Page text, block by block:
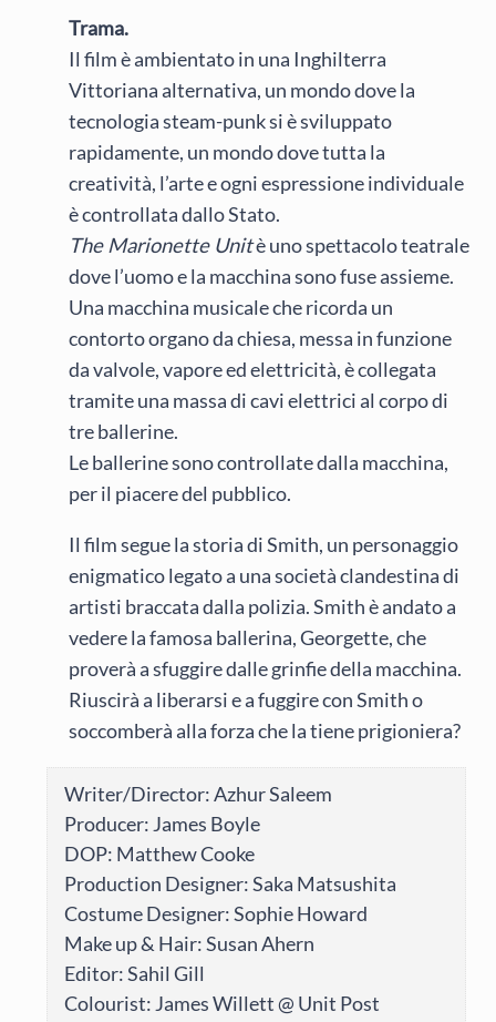
Trama.
Il film è ambientato in una Inghilterra
Vittoriana alternativa, un mondo dove la
tecnologia steam-punk si è sviluppato
rapidamente, un mondo dove tutta la
creatività, l’arte e ogni espressione individuale
è controllata dallo Stato.
The Marionette Unitè uno spettacolo teatrale
dove l’uomo e la macchina sono fuse assieme.
Una macchina musicale che ricorda un
contorto organo da chiesa, messa in funzione
da valvole, vapore ed elettricità, è collegata
tramite una massa di cavi elettrici al corpo di
tre ballerine.
Le ballerine sono controllate dalla macchina,
per il piacere del pubblico.
Il film segue la storia di Smith, un personaggio
enigmatico legato a una società clandestina di
artisti braccata dalla polizia. Smith è andato a
vedere la famosa ballerina, Georgette, che
proverà a sfuggire dalle grinfie della macchina.
Riuscirà a liberarsi e a fuggire con Smith o
soccomberà alla forza che la tiene prigioniera?
Writer/Director: Azhur Saleem
Producer: James Boyle
DOP: Matthew Cooke
Production Designer: Saka Matsushita
Costume Designer: Sophie Howard
Make up & Hair: Susan Ahern
Editor: Sahil Gill
Colourist: James Willett @ Unit Post